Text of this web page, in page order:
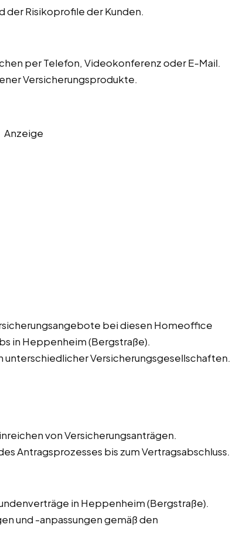
der Risikoprofile der Kunden.
per Telefon, Videokonferenz oder E-Mail.
Versicherungsprodukte.
Anzeige
bei diesen Homeoffice
in Heppenheim (Bergstraße).
unterschiedlicher Versicherungsgesellschaften.
von Versicherungsanträgen.
Antragsprozesses bis zum Vertragsabschluss.
in Heppenheim (Bergstraße).
und -anpassungen gemäß den